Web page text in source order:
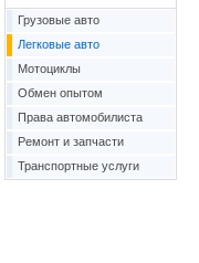
Грузовые авто
Легковые авто
Мотоциклы
Обмен опытом
Права автомобилиста
Ремонт и запчасти
Транспортные услуги